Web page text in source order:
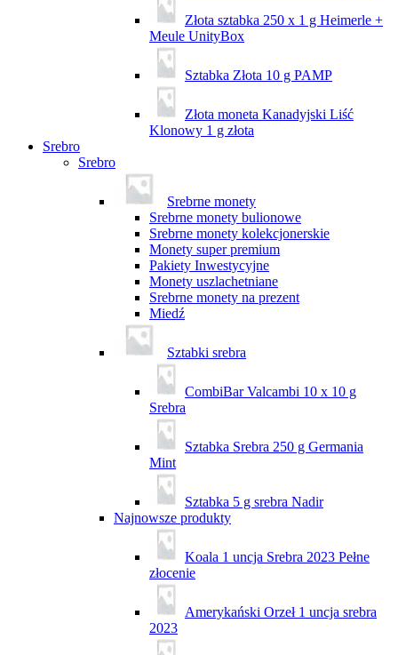
Złota sztabka 250 x 1 g Heimerle +
Meule UnityBox
Sztabka Złota 10 g PAMP
Złota moneta Kanadyjski Liść
Klonowy 1 g złota
Srebro
Srebro
Srebrne monety
Srebrne monety bulionowe
Srebrne monety kolekcjonerskie
Monety super premium
Pakiety Inwestycyjne
Monety uszlachetniane
Srebrne monety na prezent
Miedź
Sztabki srebra
CombiBar Valcambi 10 x 10 g
Srebra
Sztabka Srebra 250 g Germania
Mint
Sztabka 5 g srebra Nadir
Najnowsze produkty
Koala 1 uncja Srebra 2023 Pełne
złocenie
Amerykański Orzeł 1 uncja srebra
2023